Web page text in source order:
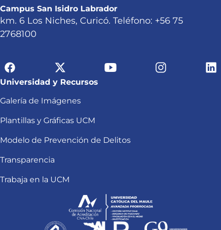
Campus San Isidro Labrador
km. 6 Los Niches, Curicó. Teléfono: +56 75
2768100
Universidad y Recursos
Galería de Imágenes
Plantillas y Gráficas UCM
Modelo de Prevención de Delitos
Transparencia
Trabaja en la UCM